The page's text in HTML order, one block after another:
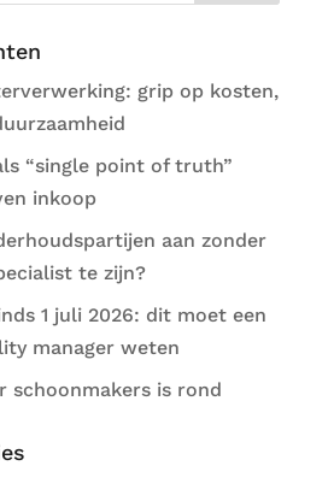
grip op kosten,
“single point of truth”
inkoop
aan zonder
te zijn?
1 juli 2026: dit moet een
manager weten
schoonmakers is rond